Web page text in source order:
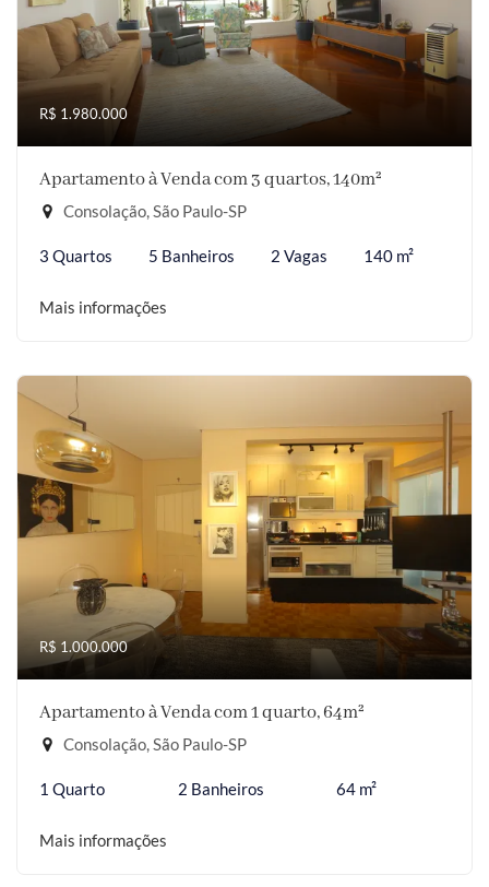
R$ 1.980.000
Apartamento à Venda com 3 quartos, 140m²
Consolação, São Paulo-SP
3 Quartos 5 Banheiros 2 Vagas 140 m²
Mais informações
R$ 1.000.000
Apartamento à Venda com 1 quarto, 64m²
Consolação, São Paulo-SP
1 Quarto 2 Banheiros 64 m²
Mais informações